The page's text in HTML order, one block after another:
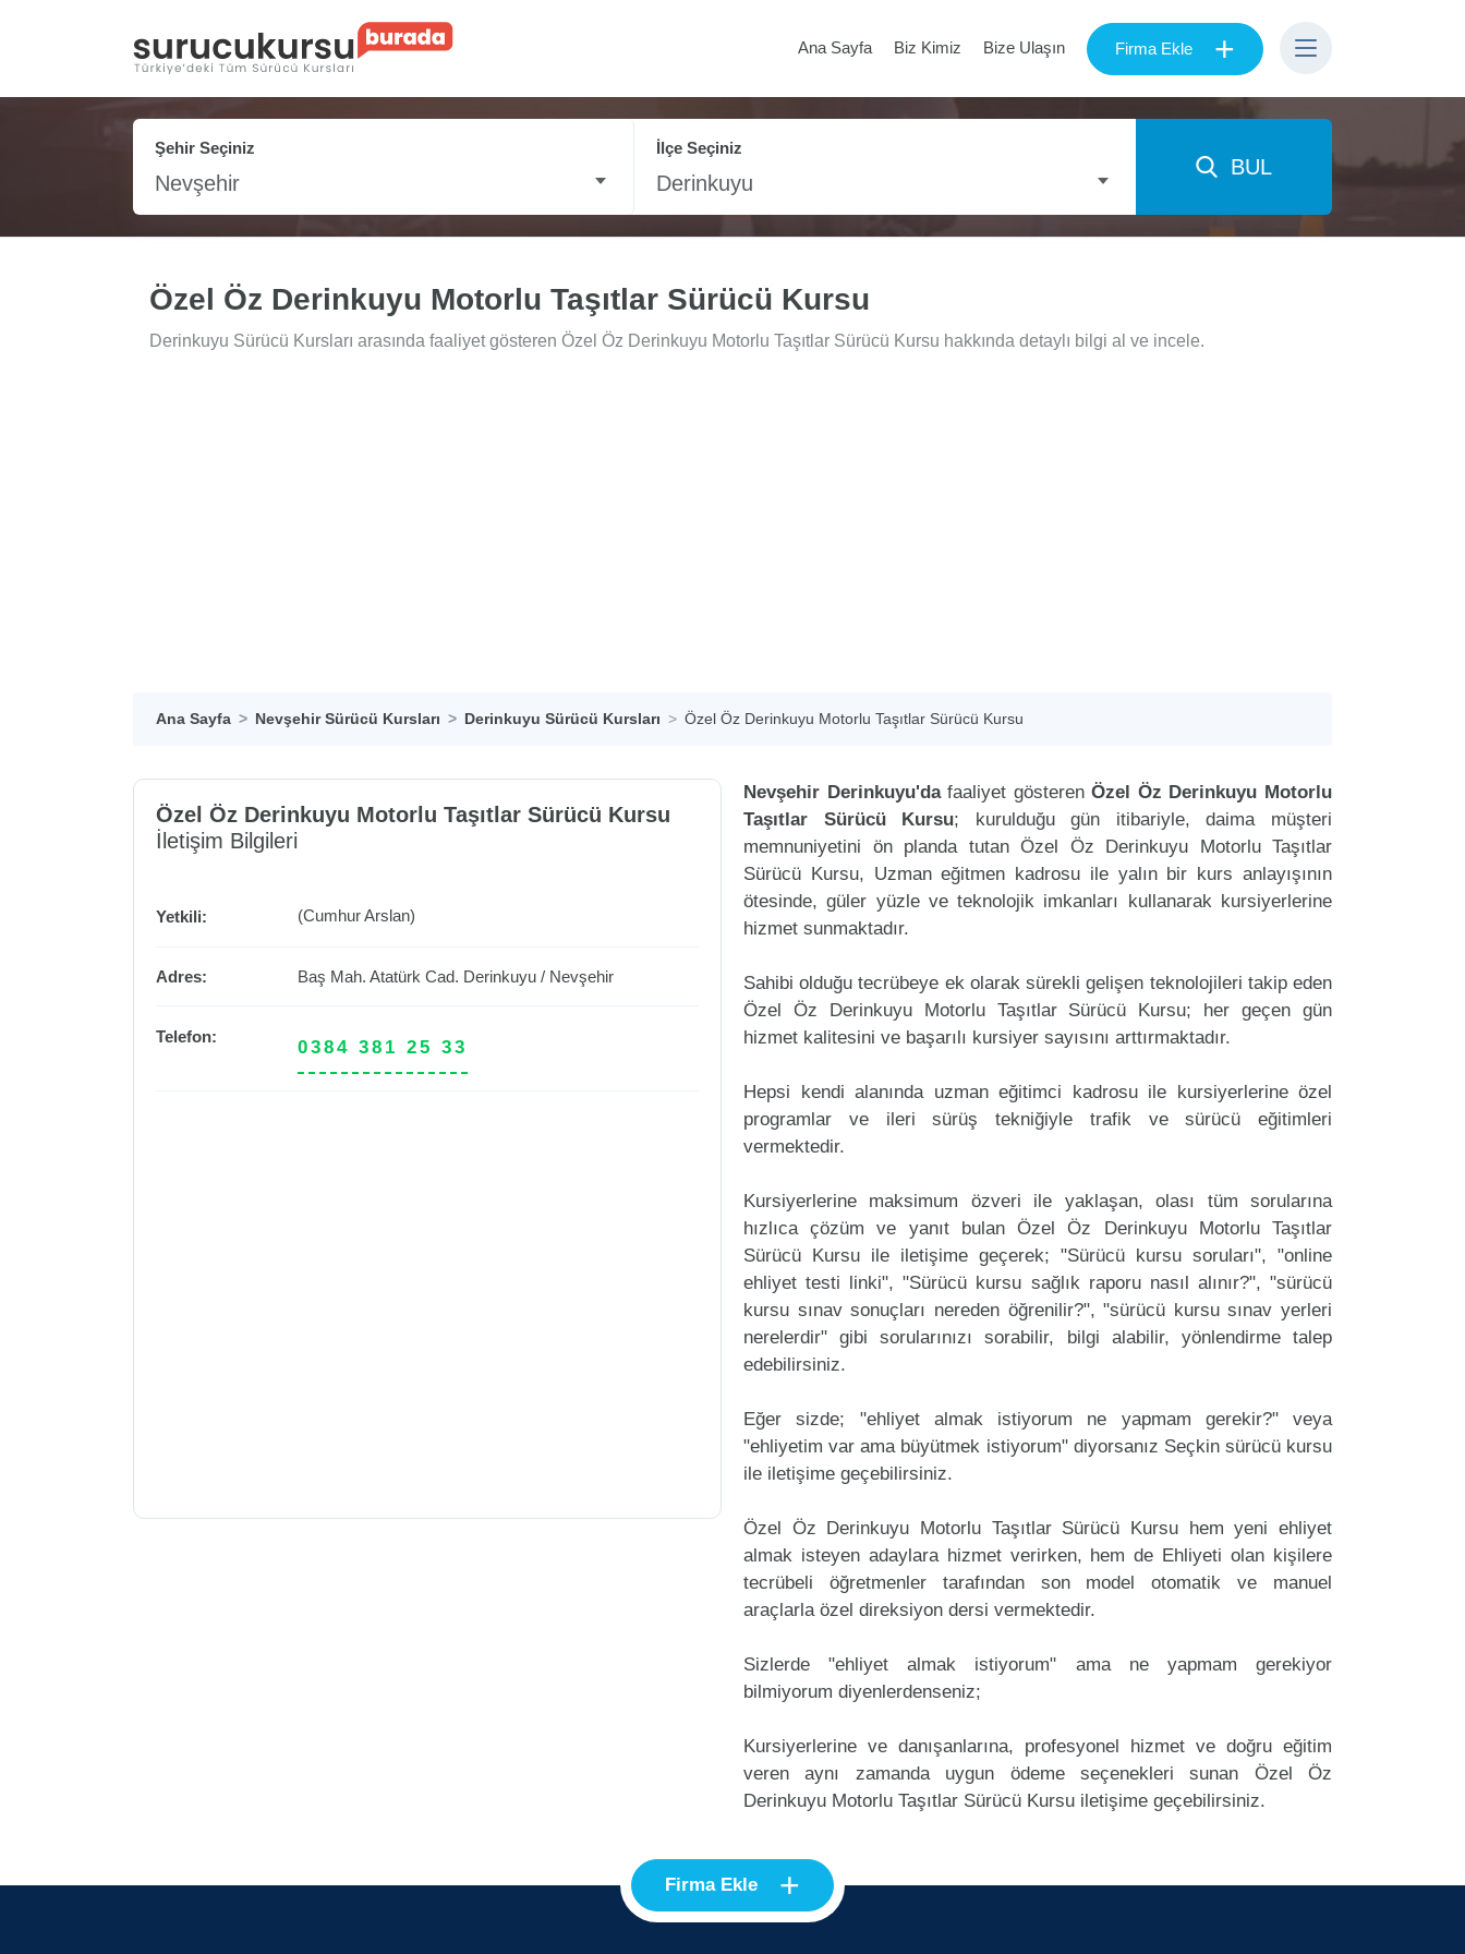
Ana Sayfa Biz Kimiz Bize Ulaşın Firma Ekle +
Şehir Seçiniz
Nevşehir
İlçe Seçiniz
Derinkuyu
BUL
Özel Öz Derinkuyu Motorlu Taşıtlar Sürücü Kursu
Derinkuyu Sürücü Kursları arasında faaliyet gösteren Özel Öz Derinkuyu Motorlu Taşıtlar Sürücü Kursu hakkında detaylı bilgi al ve incele.
Ana Sayfa Nevşehir Sürücü Kursları Derinkuyu Sürücü Kursları Özel Öz Derinkuyu Motorlu Taşıtlar Sürücü Kursu
Özel Öz Derinkuyu Motorlu Taşıtlar Sürücü Kursu
İletişim Bilgileri
Yetkili: (Cumhur Arslan)
Adres: Baş Mah. Atatürk Cad. Derinkuyu/ Nevşehir
Telefon:
0384 381 25 33
Nevşehir Derinkuyu'dafaaliyet gösterenÖzel Öz Derinkuyu Motorlu
Taşıtlar Sürücü Kursu; kurulduğu gün itibariyle, daima müşteri
memnuniyetini ön planda tutan Özel Öz Derinkuyu Motorlu Taşıtlar
Sürücü Kursu, Uzman eğitmen kadrosu ile yalın bir kurs anlayışının
ötesinde, güler yüzle ve teknolojik imkanları kullanarak kursiyerlerine
hizmet sunmaktadır.
Sahibi olduğu tecrübeye ek olarak sürekli gelişen teknolojileri takip eden
Özel Öz Derinkuyu Motorlu Taşıtlar Sürücü Kursu; her geçen gün
hizmet kalitesini ve başarılı kursiyer sayısını arttırmaktadır.
Hepsi kendi alanında uzman eğitimci kadrosu ile kursiyerlerine özel
programlar ve ileri sürüş tekniğiyle trafik ve sürücü eğitimleri
vermektedir.
Kursiyerlerine maksimum özveri ile yaklaşan, olası tüm sorularına
hızlıca çözüm ve yanıt bulan Özel Öz Derinkuyu Motorlu Taşıtlar
Sürücü Kursu ile iletişime geçerek; "Sürücü kursu soruları", "online
ehliyet testi linki", "Sürücü kursu sağlık raporu nasıl alınır?", "sürücü
kursu sınav sonuçları nereden öğrenilir?", "sürücü kursu sınav yerleri
nerelerdir" gibi sorularınızı sorabilir, bilgi alabilir, yönlendirme talep
edebilirsiniz.
Eğer sizde; "ehliyet almak istiyorum ne yapmam gerekir?" veya
"ehliyetim var ama büyütmek istiyorum" diyorsanız Seçkin sürücü kursu
ile iletişime geçebilirsiniz.
Özel Öz Derinkuyu Motorlu Taşıtlar Sürücü Kursu hem yeni ehliyet
almak isteyen adaylara hizmet verirken, hem de Ehliyeti olan kişilere
tecrübeli öğretmenler tarafından son model otomatik ve manuel
araçlarla özel direksiyon dersi vermektedir.
Sizlerde "ehliyet almak istiyorum" ama ne yapmam gerekiyor
bilmiyorum diyenlerdenseniz;
Kursiyerlerine ve danışanlarına, profesyonel hizmet ve doğru eğitim
veren aynı zamanda uygun ödeme seçenekleri sunan Özel Öz
Derinkuyu Motorlu Taşıtlar Sürücü Kursu iletişime geçebilirsiniz.
Firma Ekle +